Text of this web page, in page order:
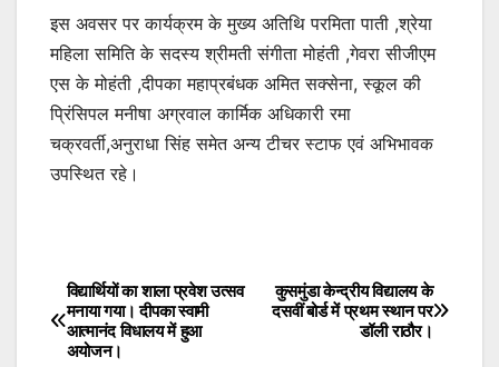
इस अवसर पर कार्यक्रम के मुख्य अतिथि परमिता पाती ,श्रेया
महिला समिति के सदस्य श्रीमती संगीता मोहंती ,गेवरा सीजीएम
एस के मोहंती ,दीपका महाप्रबंधक अमित सक्सेना, स्कूल की
प्रिंसिपल मनीषा अग्रवाल कार्मिक अधिकारी रमा
चक्रवर्ती,अनुराधा सिंह समेत अन्य टीचर स्टाफ एवं अभिभावक
उपस्थित रहे।
Post
navigation
कुसमुंडा केन्द्रीय विद्यालय के
दसवीं बोर्ड में प्रथम स्थान पर
डॉली राठौर।
विद्यार्थियों का शाला प्रवेश उत्सव
मनाया गया। दीपका स्वामी
आत्मानंद विधालय में हुआ
अयोजन।